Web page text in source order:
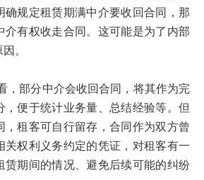
确规定租赁期满中介要收回合同，那
介有权收走合同。这可能是为了内部
。
部分中介会收回合同，将其作为完
，便于统计业务量、总结经验等。但
，租客可自行留存，合同作为双方曾
关权利义务约定的凭证，对租客有一
赁期间的情况、避免后续可能的纠纷